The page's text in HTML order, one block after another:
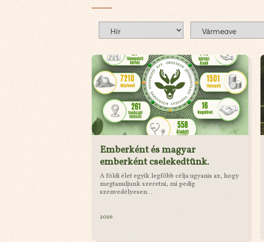
Emberként és magyar
emberként cselekedtünk.
A földi élet egyik legfőbb célja ugyanis az, hogy
megtanuljunk szeretni, mi pedig
szenvedélyesen...
2026